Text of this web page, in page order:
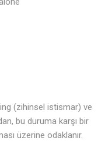
(zihinsel istismar) ve
bu duruma karşı bir
üzerine odaklanır.